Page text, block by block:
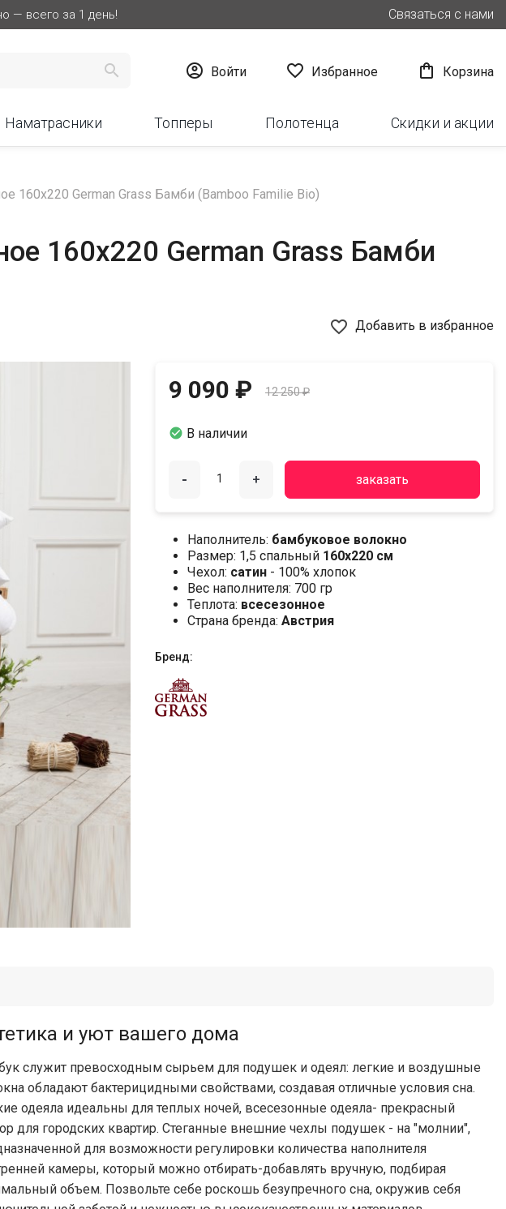
— всего за 1 день! Связаться с нами
  Войти  Избранное  Корзина
Наматрасники Топперы Полотенца Скидки и акции
160х220 German Grass Бамби (Bamboo Familie Bio)
160х220 German Grass Бамби
favorite_border Добавить в избранное
9 090 ₽ 12 250 ₽
 В наличии
- + заказать
Наполнитель: бамбуковое волокно
Размер: 1,5 спальный 160х220 см
Чехол: сатин - 100% хлопок
Вес наполнителя: 700 гр
Теплота: всесезонное
Страна бренда: Австрия
Бренд:
и уют вашего дома
служит превосходным сырьем для подушек и одеял: легкие и воздушные
обладают бактерицидными свойствами, создавая отличные условия сна.
одеяла идеальны для теплых ночей, всесезонные одеяла- прекрасный
для городских квартир. Стеганные внешние чехлы подушек - на "молнии",
для возможности регулировки количества наполнителя
камеры, который можно отбирать-добавлять вручную, подбирая
объем. Позвольте себе роскошь безупречного сна, окружив себя